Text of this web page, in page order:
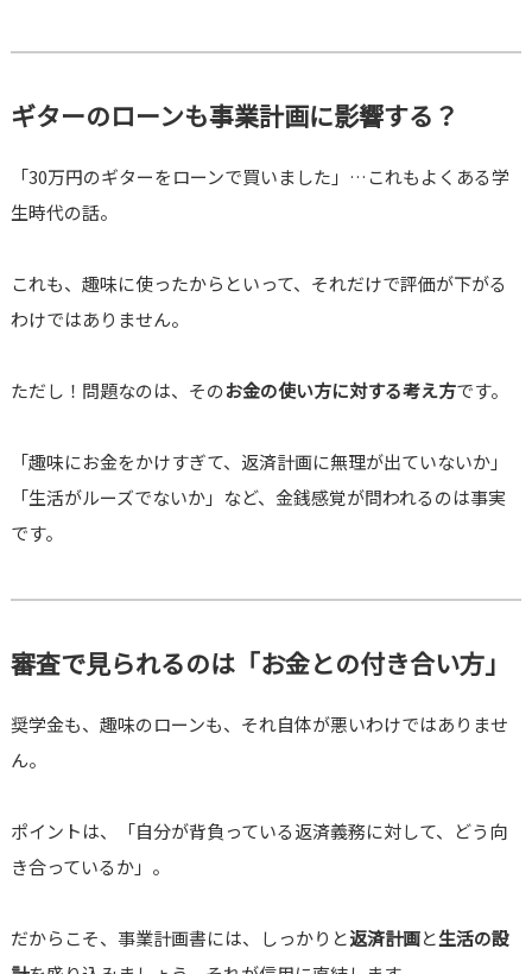
ギターのローンも事業計画に影響する？
「30万円のギターをローンで買いました」…これもよくある学
生時代の話。
これも、趣味に使ったからといって、それだけで評価が下がる
わけではありません。
ただし！問題なのは、そのお金の使い方に対する考え方です。
「趣味にお金をかけすぎて、返済計画に無理が出ていないか」
「生活がルーズでないか」など、金銭感覚が問われるのは事実
です。
審査で見られるのは「お金との付き合い方」
奨学金も、趣味のローンも、それ自体が悪いわけではありませ
ん。
ポイントは、「自分が背負っている返済義務に対して、どう向
き合っているか」。
だからこそ、事業計画書には、しっかりと返済計画と生活の設